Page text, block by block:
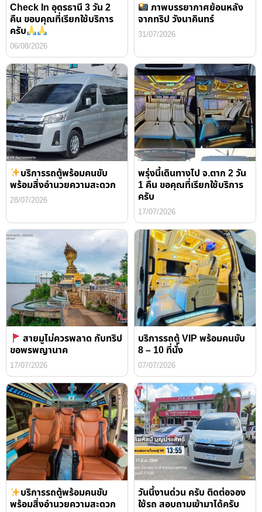
Check In อุดรธานี 3 วัน 2
คืน ขอบคุณที่เรียกใช้บริการ
ครับ
06/08/2026
ภาพบรรยากาศย้อนหลัง
จากทริป วังนาคินทร์
31/07/2026
บริการรถตู้พร้อมคนขับ
พร้อมสิ่งอำนวยความสะดวก
28/07/2026
พรุ่งนี้เดินทางไป จ.ตาก 2 วัน
1 คืน ขอคุณที่เรียกใช้บริการ
ครับ
17/07/2026
สายมูไม่ควรพลาด กับทริป
ขอพรพญานาค
17/07/2026
บริการรถตู้ VIP พร้อมคนขับ
8 – 10 ที่นั่ง
07/07/2026
บริการรถตู้พร้อมคนขับ
พร้อมสิ่งอำนวยความสะดวก
วันนี้งานด่วน ครับ ติดต่อจอง
ใช้รถ สอบถามเข้ามาได้ครับ